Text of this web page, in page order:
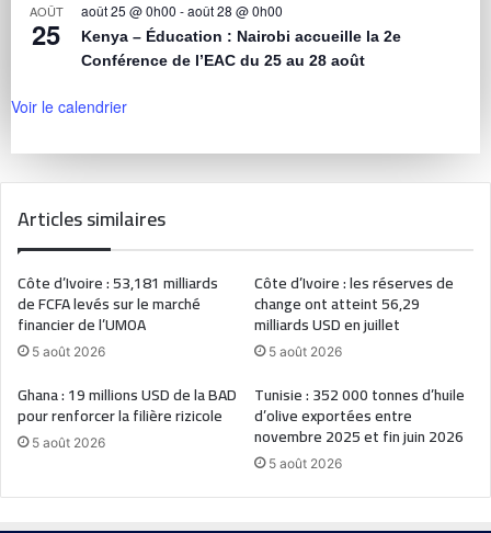
AOÛT
25
août 25 @ 0h00 -août 28 @ 0h00
Kenya – Éducation : Nairobi accueille la 2e
Conférence de l’EAC du 25 au 28 août
Voir le calendrier
Articles similaires
Côte d’Ivoire : 53,181 milliards
de FCFA levés sur le marché
financier de l’UMOA
5 août 2026
Côte d’Ivoire : les réserves de
change ont atteint 56,29
milliards USD en juillet
5 août 2026
Ghana : 19 millions USD de la BAD
pour renforcer la filière rizicole
5 août 2026
Tunisie : 352 000 tonnes d’huile
d’olive exportées entre
novembre 2025 et fin juin 2026
5 août 2026